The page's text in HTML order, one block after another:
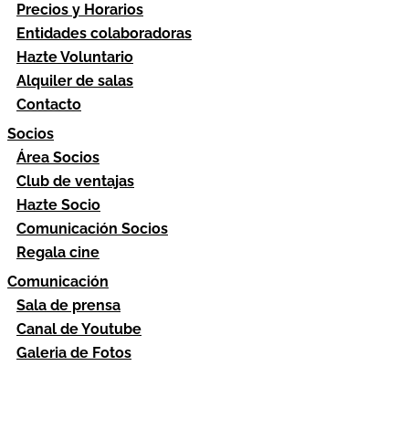
Precios y Horarios
Entidades colaboradoras
Hazte Voluntario
Alquiler de salas
Contacto
Socios
Área Socios
Club de ventajas
Hazte Socio
Comunicación Socios
Regala cine
Comunicación
Sala de prensa
Canal de Youtube
Galeria de Fotos